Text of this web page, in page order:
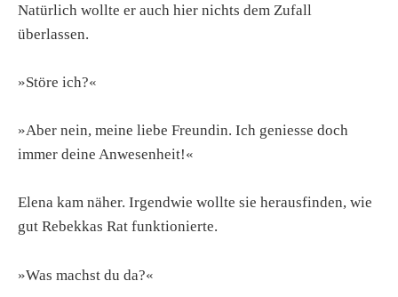
Natürlich wollte er auch hier nichts dem Zufall
überlassen.
»Störe ich?«
»Aber nein, meine liebe Freundin. Ich geniesse doch
immer deine Anwesenheit!«
Elena kam näher. Irgendwie wollte sie herausfinden, wie
gut Rebekkas Rat funktionierte.
»Was machst du da?«